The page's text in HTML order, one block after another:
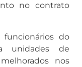
no contrato
do
unidades de
nos